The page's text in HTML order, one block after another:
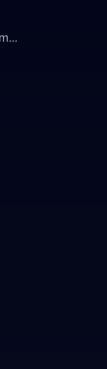
Kherson Regional Academic Music and Drama Theater named after Mykola Kulish